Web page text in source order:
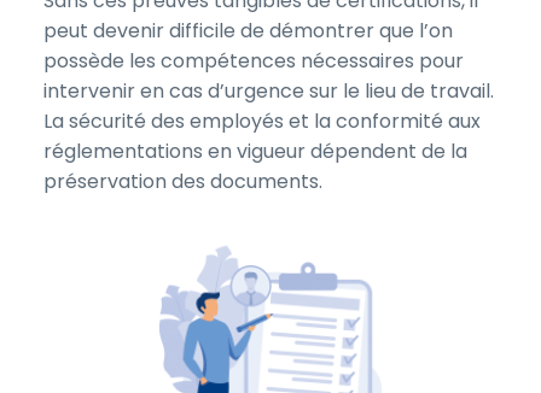
peut devenir difficile de démontrer que l’on
possède les compétences nécessaires pour
intervenir en cas d’urgence sur le lieu de travail.
La sécurité des employés et la conformité aux
réglementations en vigueur dépendent de la
préservation des documents.